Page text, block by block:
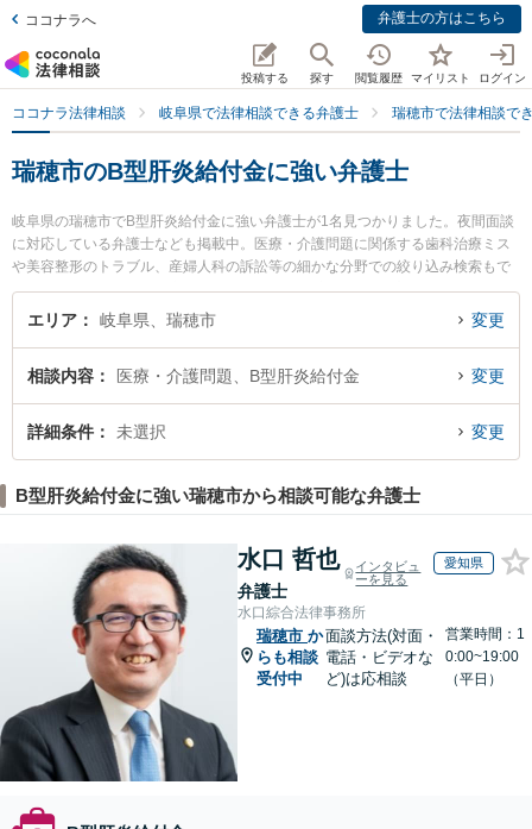
ココナラへ 弁護士の方はこちら
投稿する 探す 閲覧履歴 マイリスト ログイン
ココナラ法律相談 岐阜県で法律相談できる弁護士 瑞穂市で法律相談で
瑞穂市のB型肝炎給付金に強い弁護士
岐阜県の瑞穂市でB型肝炎給付金に強い弁護士が1名見つかりました。夜間面談
に対応している弁護士なども掲載中。医療・介護問題に関係する歯科治療ミス
や美容整形のトラブル、産婦人科の訴訟等の細かな分野での絞り込み検索もで
き便利です。特に堀田暁之法律事務所の堀田 暁之弁護士のプロフィール情報や
弁護士費用、強みなどが注目されています。『瑞穂市で土日や夜間に発生したB
給付金を法律相談できる瑞穂市内の弁護士に相談予約したい』などでお困りの
相談者さんにおすすめです。
エリア 岐阜県、瑞穂市 変更
相談内容 医療・介護問題、B型肝炎給付金 変更
詳細条件 未選択 変更
B型肝炎給付金に強い瑞穂市から相談可能な弁護士
水口 哲也
弁護士
インタビュ
ーを見る
愛知県
水口綜合法律事務所
瑞穂市 か
らも相談
受付中
面談方法(対面・
電話・ビデオな
ど)は応相談
営業時間：1
0:00~19:00
（平日）